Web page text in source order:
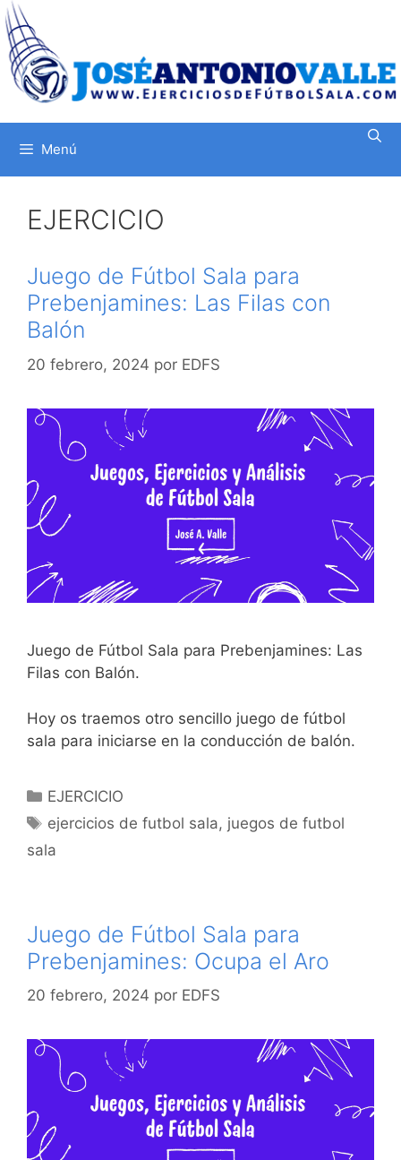
Saltar
al
contenido
Menú
EJERCICIO
Juego de Fútbol Sala para
Prebenjamines: Las Filas con
Balón
20 febrero, 2024 por EDFS
Juego de Fútbol Sala para Prebenjamines: Las
Filas con Balón.
Hoy os traemos otro sencillo juego de fútbol
sala para iniciarse en la conducción de balón.
Categorías
EJERCICIO
Etiquetas
ejercicios de futbol sala, juegos de futbol
sala
Juego de Fútbol Sala para
Prebenjamines: Ocupa el Aro
20 febrero, 2024 por EDFS